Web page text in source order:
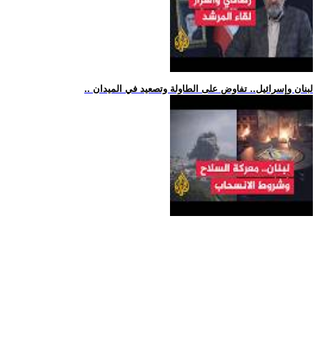
.. لبنان وإسرائيل.. تفاوض على الطاولة وتصعيد في الميدان